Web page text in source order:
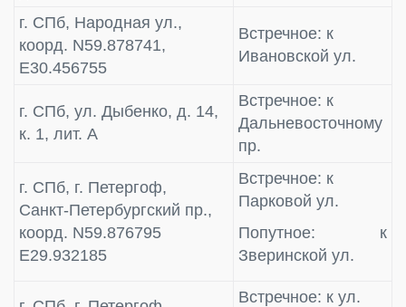
г. СПб, Народная ул.,
коорд. N59.878741,
E30.456755
Встречное: к
Ивановской ул.
г. СПб, ул. Дыбенко, д. 14,
к. 1, лит. А
Встречное: к
Дальневосточному
пр.
г. СПб, г. Петергоф,
Санкт‑Петербургский пр.,
коорд. N59.876795
E29.932185
Встречное: к
Парковой ул.
Попутное: к
Зверинской ул.
Встречное: к ул.